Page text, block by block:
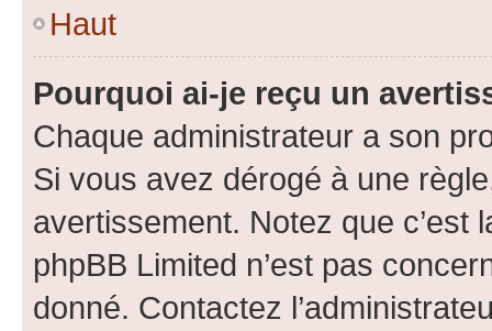
Haut
Pourquoi ai-je reçu un
Chaque administrateur a son
Si vous avez dérogé à une
avertissement. Notez que c’est
phpBB Limited n’est pas
donné. Contactez